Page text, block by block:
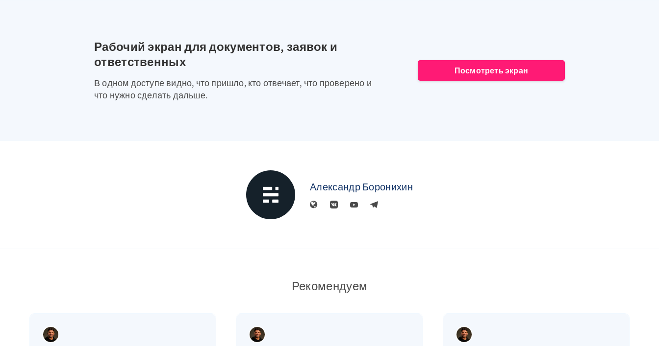
Рабочий экран для документов, заявок и
ответственных
В одном доступе видно, что пришло, кто отвечает, что проверено и
что нужно сделать дальше.
Посмотреть экран
Александр Боронихин
Рекомендуем